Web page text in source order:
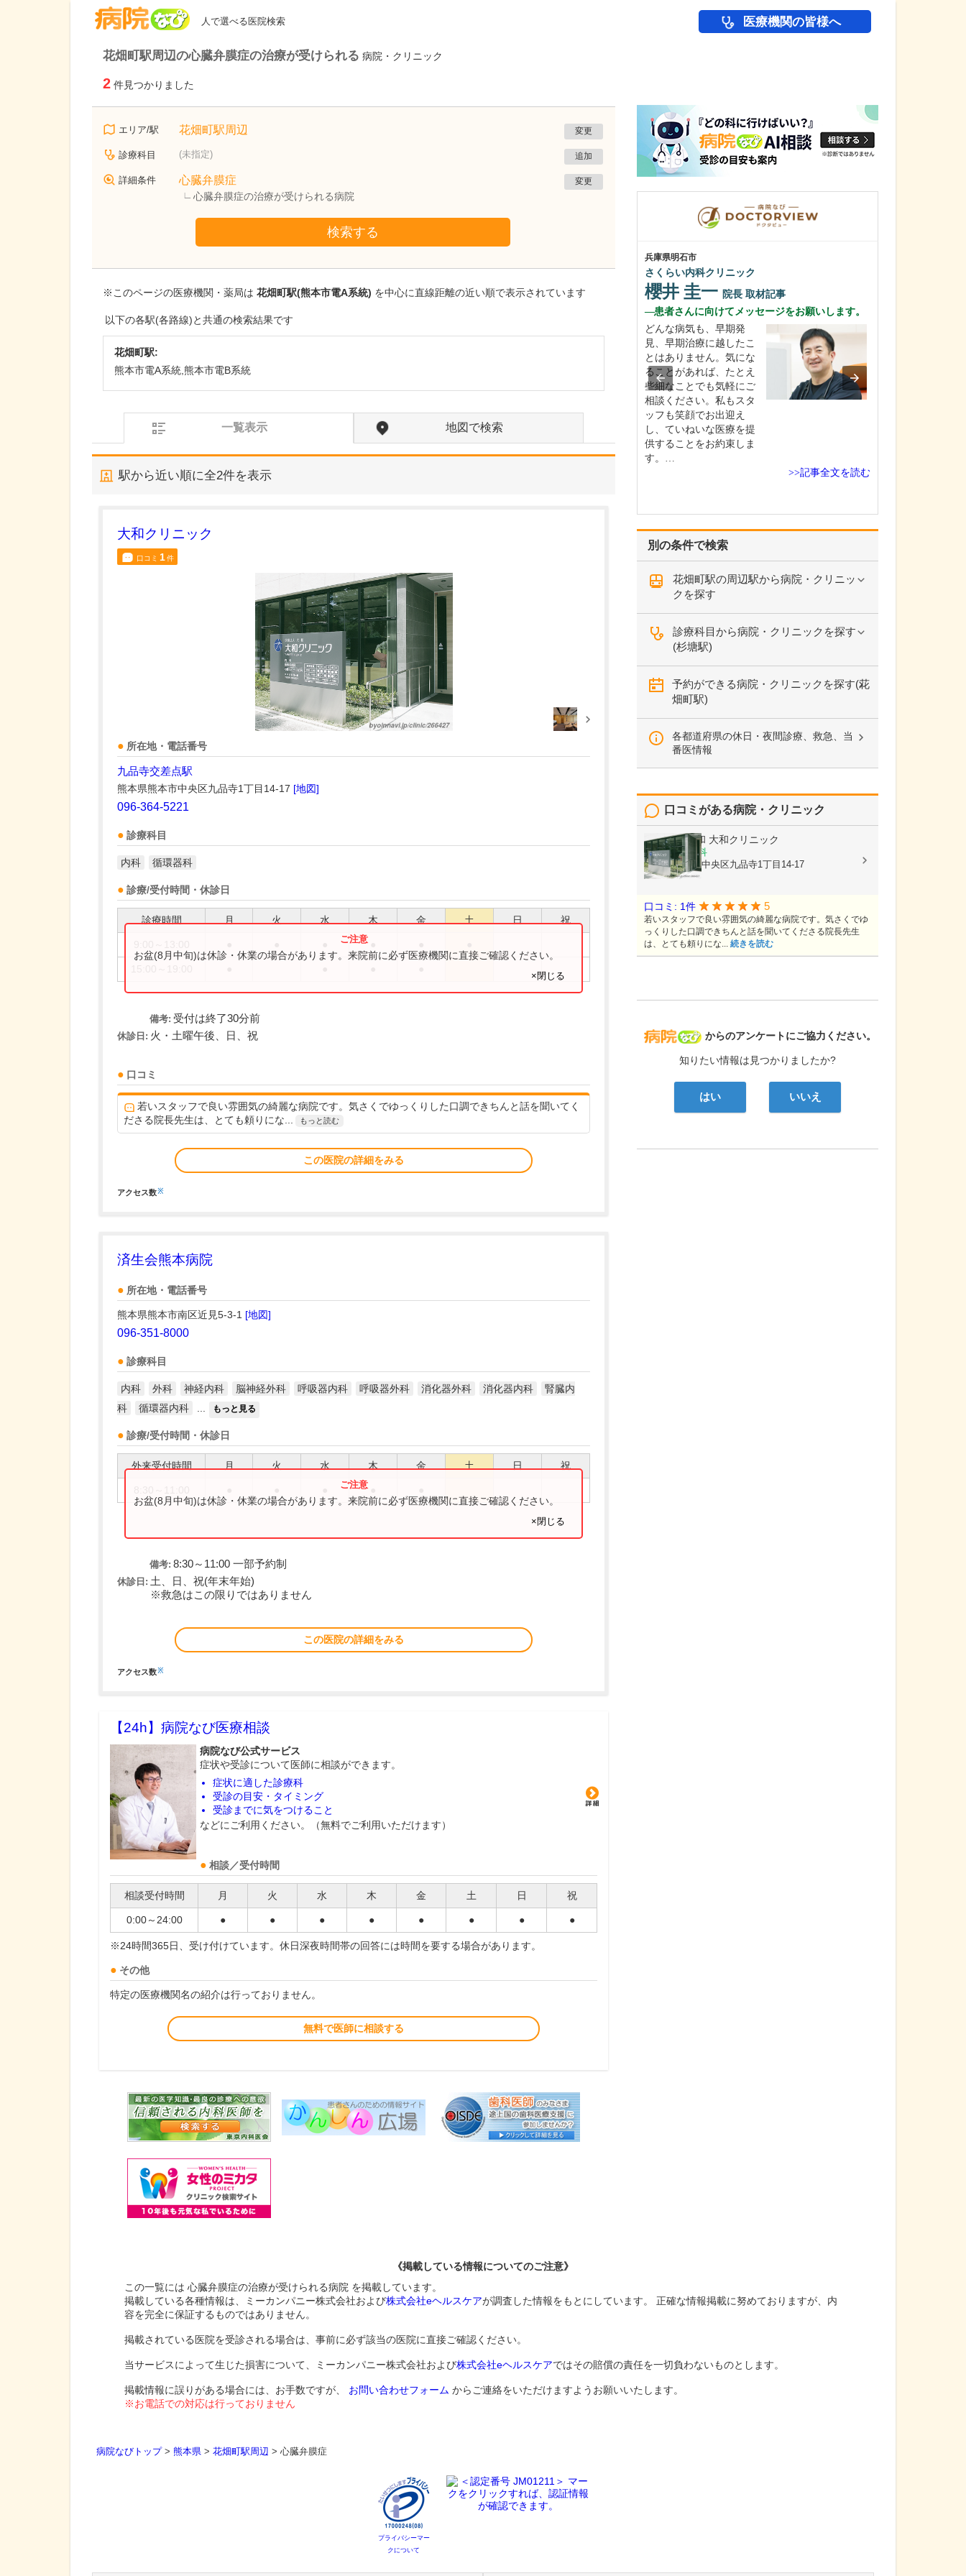
人で選べる医院検索 医療機関の皆様へ
花畑町駅周辺の心臓弁膜症の治療が受けられる 病院・クリニック
2 件見つかりました
エリア/駅 花畑町駅周辺 変更
診療科目 (未指定) 追加
詳細条件 心臓弁膜症
心臓弁膜症の治療が受けられる病院
変更
検索する
※このページの医療機関・薬局は 花畑町駅(熊本市電A系統) を中心に直線距離の近い順で表示されています
以下の各駅(各路線)と共通の検索結果です
花畑町駅:
熊本市電A系統,熊本市電B系統
一覧表示 地図で検索
駅から近い順に全2件を表示
大和クリニック
口コミ 1件
所在地・電話番号
九品寺交差点駅
熊本県熊本市中央区九品寺1丁目14-17 [地図]
096-364-5221
診療科目
内科 循環器科
診療/受付時間・休診日
診療時間 月 火 水 木 金 土 日 祝
お盆(8月中旬)は休診・休業の場合があります。来院前に必ず医療機関に直接ご確認ください。
×閉じる
備考: 受付は終了30分前
休診日: 火・土曜午後、日、祝
口コミ
若いスタッフで良い雰囲気の綺麗な病院です。気さくでゆっくりした口調できちんと話を聞いてく
ださる院長先生は、とても頼りにな...
もっと読む
この医院の詳細をみる
アクセス数※
済生会熊本病院
所在地・電話番号
熊本県熊本市南区近見5-3-1 [地図]
096-351-8000
診療科目
内科 外科 神経内科 脳神経外科 呼吸器内科 呼吸器外科 消化器外科 消化器内科
腎臓内
科
循環器内科 もっと見る
診療/受付時間・休診日
外来受付時間 月 火 水 木 金 土 日 祝
お盆(8月中旬)は休診・休業の場合があります。来院前に必ず医療機関に直接ご確認ください。
×閉じる
備考: 8:30～11:00 一部予約制
休診日: 土、日、祝(年末年始)
※救急はこの限りではありません
この医院の詳細をみる
アクセス数※
【24h】 病院なび医療相談
病院なび公式サービス
症状や受診について医師に相談ができます。
症状に適した診療科
受診の目安・タイミング
受診までに気をつけること
などにご利用ください。（無料でご利用いただけます）
相談／受付時間
相談受付時間 月 火 水 木 金 土 日 祝
0:00～24:00 ● ● ● ● ● ● ● ●
※24時間365日、受け付けています。休日深夜時間帯の回答には時間を要する場合があります。
その他
特定の医療機関名の紹介は行っておりません。
無料で医師に相談する
別の条件で検索
花畑町駅の周辺駅から病院・クリニッ
クを探す
診療科目から病院・クリニックを探す
(杉塘駅)
予約ができる病院・クリニックを探す(花
畑町駅)
各都道府県の休日・夜間診療、救急、当
番医情報
病院なび
からのアンケートにご協力ください。
知りたい情報は見つかりましたか?
はい いいえ
口コミがある病院・クリニック
医療法人大和 大和クリニック
内科, 循環器科
熊本県熊本市中央区九品寺1丁目14-17
口コミ: 1件 5
若いスタッフで良い雰囲気の綺麗な病院です。気さくでゆ
っくりした口調できちんと話を聞いてくださる院長先生
は、とても頼りにな... 続きを読む
たかしお内科ハートクリニック
高潮 征爾院長取材記事
を繰り返しながら病状は
だんだん悪くなっていき
ます。大学病院で後進の
育成に取り組みつつ、高
兵庫県明石市
さくらい内科クリニック
櫻井 圭一 院長 取材記事
患者さんに向けてメッセージをお願いします。
どんな病気も、早期発
見、早期治療に越したこ
とはありません。気にな
ることがあれば、たとえ
些細なことでも気軽にご
相談ください。私もスタ
ッフも笑顔でお出迎え
し、ていねいな医療を提
供することをお約束しま
す。…
>>記事全文を読む
《掲載している情報についてのご注意》
この一覧には 心臓弁膜症の治療が受けられる病院 を掲載しています。
掲載している各種情報は、ミーカンパニー株式会社および株式会社eヘルスケアが調査した情報をもとにしています。 正確な情報掲載に努めておりますが、内
容を完全に保証するものではありません。
掲載されている医院を受診される場合は、事前に必ず該当の医院に直接ご確認ください。
当サービスによって生じた損害について、ミーカンパニー株式会社および株式会社eヘルスケアではその賠償の責任を一切負わないものとします。
掲載情報に誤りがある場合には、お手数ですが、 お問い合わせフォーム からご連絡をいただけますようお願いいたします。
※お電話での対応は行っておりません
病院なびトップ> 熊本県 > 花畑町駅周辺 > 心臓弁膜症
プライバシーマー
クについて